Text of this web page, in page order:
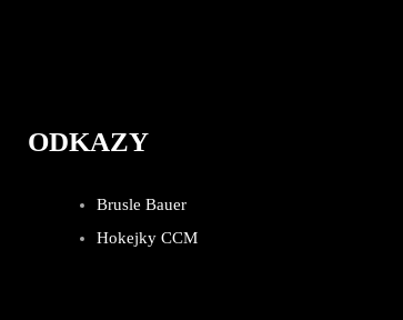
ODKAZY
Brusle Bauer
Hokejky CCM